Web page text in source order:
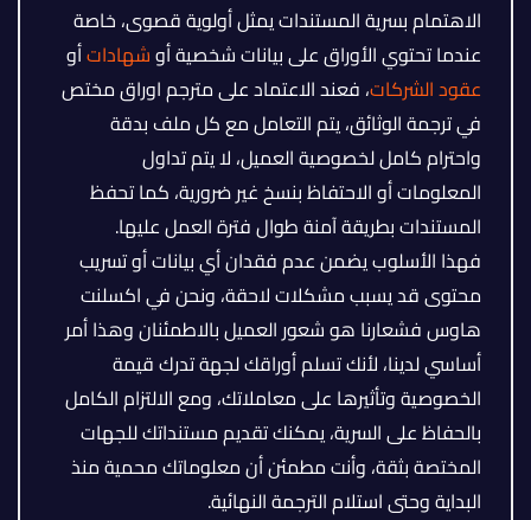
الاهتمام بسرية المستندات يمثل أولوية قصوى، خاصة
عندما تحتوي الأوراق على بيانات شخصية أوشهاداتأو
عقود الشركات، فعند الاعتماد على مترجم اوراق مختص
في ترجمة الوثائق، يتم التعامل مع كل ملف بدقة
واحترام كامل لخصوصية العميل، لا يتم تداول
المعلومات أو الاحتفاظ بنسخ غير ضرورية، كما تحفظ
المستندات بطريقة آمنة طوال فترة العمل عليها.
فهذا الأسلوب يضمن عدم فقدان أي بيانات أو تسريب
محتوى قد يسبب مشكلات لاحقة، ونحن في اكسلنت
هاوس فشعارنا هو شعور العميل بالاطمئنان وهذا أمر
أساسي لدينا، لأنك تسلم أوراقك لجهة تدرك قيمة
الخصوصية وتأثيرها على معاملاتك، ومع الالتزام الكامل
بالحفاظ على السرية، يمكنك تقديم مستنداتك للجهات
المختصة بثقة، وأنت مطمئن أن معلوماتك محمية منذ
البداية وحتى استلام الترجمة النهائية.